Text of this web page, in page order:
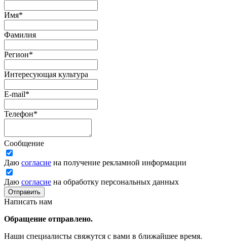
Имя*
Фамилия
Регион*
Интересующая культура
E-mail*
Телефон*
Сообщение
Даю согласие на получение рекламной информации
Даю согласие на обработку персональных данных
Отправить
Написать нам
Обращение отправлено.
Наши специалисты свяжутся с вами в ближайшее время.